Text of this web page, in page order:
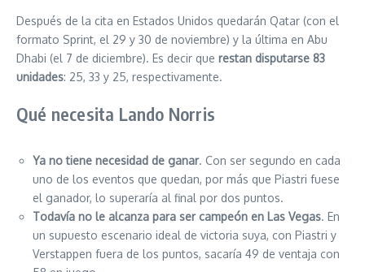
Después de la cita en Estados Unidos quedarán Qatar (con el
formato Sprint, el 29 y 30 de noviembre) y la última en Abu
Dhabi (el 7 de diciembre). Es decir que restan disputarse 83
unidades: 25, 33 y 25, respectivamente.
Qué necesita Lando Norris
Ya no tiene necesidad de ganar. Con ser segundo en cada
uno de los eventos que quedan, por más que Piastri fuese
el ganador, lo superaría al final por dos puntos.
Todavía no le alcanza para ser campeón en Las Vegas. En
un supuesto escenario ideal de victoria suya, con Piastri y
Verstappen fuera de los puntos, sacaría 49 de ventaja con